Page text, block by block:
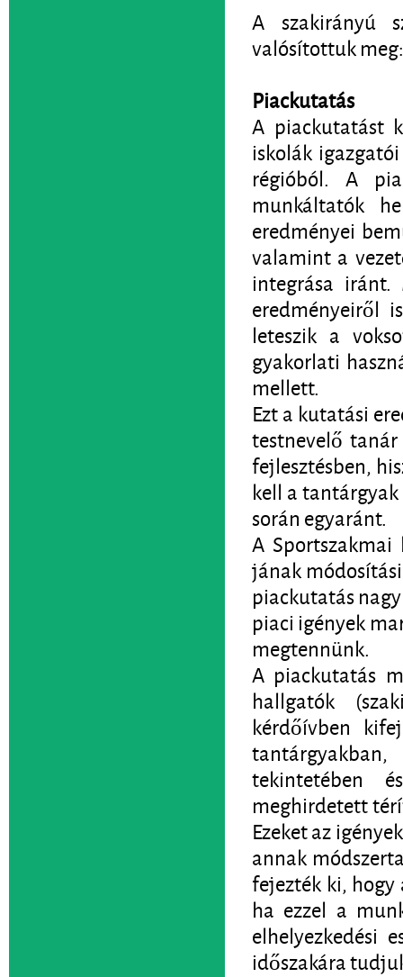
A szakirányú
valósítottuk meg:
Piackutatás
A piackutatást
iskolák
régióból. A
munkáltatók
eredményei
valamint a
integrása iránt.
eredményeiről
leteszik a
gyakorlati
mellett.
Ezt a kutatási
testnevelő
fejlesztésben,
kell a
során egyaránt.
A
jának
piackutatás
piaci igények
megtennünk.
A piackutatás
hallgatók
kérdőívben
tekintetében
meghirdetett
Ezeket az
annak
fejezték ki,
ha ezzel a
elhelyezkedési
időszakára